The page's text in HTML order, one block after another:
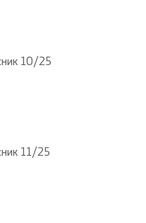
10/25
11/25